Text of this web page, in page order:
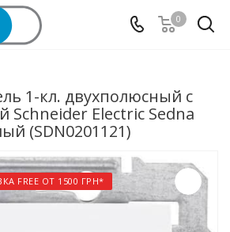
0
1-кл. двухполюсный с
Schneider Electric Sedna
(SDN0201121)
FREE ОТ 1500 ГРН*